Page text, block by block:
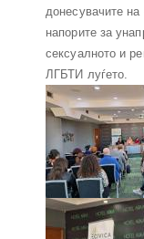
донесувачите
напорите за
сексуалното и
ЛГБТИ луѓето.